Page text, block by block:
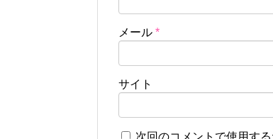
メール *
サイト
次回のコメントで使用す